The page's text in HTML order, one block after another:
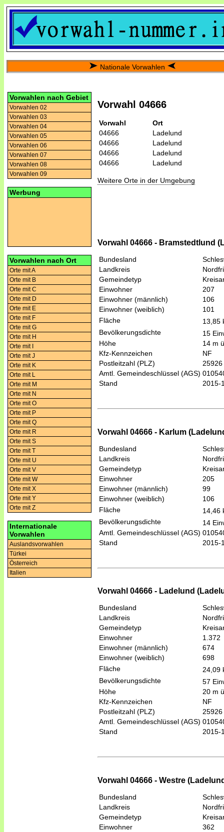
Nationale Vorwahlen
Vorwahlen nach Gebiet
Vorwahlen 02
Vorwahlen 03
Vorwahlen 04
Vorwahlen 05
Vorwahlen 06
Vorwahlen 07
Vorwahlen 08
Vorwahlen 09
Werbung
Vorwahlen nach Ort
Orte mit A
Orte mit B
Orte mit C
Orte mit D
Orte mit E
Orte mit F
Orte mit G
Orte mit H
Orte mit I
Orte mit J
Orte mit K
Orte mit L
Orte mit M
Orte mit N
Orte mit O
Orte mit P
Orte mit Q
Orte mit R
Orte mit S
Orte mit T
Orte mit U
Orte mit V
Orte mit W
Orte mit X
Orte mit Y
Orte mit Z
Internationale
Vorwahlen
Auslandsvorwahlen
Türkei
Österreich
Italien
Vorwahl 04666
Vorwahl
Ort
04666
Ladelund
04666
Ladelund
04666
Ladelund
04666
Ladelund
Weitere Orte in der Umgebung
Vorwahl 04666 - Bramstedtlund
Bundesland
Landkreis
Gemeindetyp
Einwohner
207
Einwohner (männlich)
106
Einwohner (weiblich)
101
Fläche
13,85
Bevölkerungsdichte
15
Höhe
14 m
Kfz-Kennzeichen
NF
Postleitzahl (PLZ)
25926
Amtl. Gemeindeschlüssel (AGS)
Stand
2015-
Vorwahl 04666 - Karlum
Bundesland
Landkreis
Gemeindetyp
Einwohner
205
Einwohner (männlich)
99
Einwohner (weiblich)
106
Fläche
14,46
Bevölkerungsdichte
14
Amtl. Gemeindeschlüssel (AGS)
Stand
2015-
Vorwahl 04666 - Ladelund
Bundesland
Landkreis
Gemeindetyp
Einwohner
1.372
Einwohner (männlich)
674
Einwohner (weiblich)
698
Fläche
24,09
Bevölkerungsdichte
57
Höhe
20 m
Kfz-Kennzeichen
NF
Postleitzahl (PLZ)
25926
Amtl. Gemeindeschlüssel (AGS)
Stand
2015-
Vorwahl 04666 - Westre
Bundesland
Landkreis
Gemeindetyp
Einwohner
362